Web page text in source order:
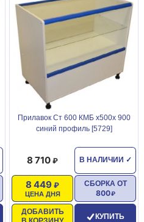
Прилавок Ст 600 КМБ х500х 900
синий профиль [5729]
В НАЛИЧИИ ✓
8 710
ЦЕНА ДНЯ
8 449
ДОБАВИТЬ
СБОРКА ОТ
800
КУПИТЬ